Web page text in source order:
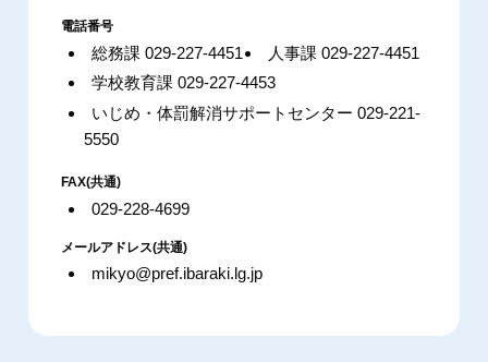
電話番号
総務課 029-227-4451
人事課 029-227-4451
学校教育課 029-227-4453
いじめ・体罰解消サポートセンター 029-221-
5550
FAX(共通)
029-228-4699
メールアドレス(共通)
mikyo@pref.ibaraki.lg.jp